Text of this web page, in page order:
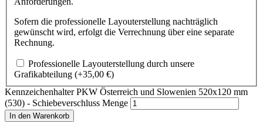
Sofern die professionelle Layouterstellung nachträglich
gewünscht wird, erfolgt die Verrechnung über eine separate
Rechnung.
Professionelle Layouterstellung durch unsere
Grafikabteilung (+35,00 €)
Kennzeichenhalter PKW Österreich und Slowenien 520x120 mm
(530) - Schiebeverschluss Menge
In den Warenkorb